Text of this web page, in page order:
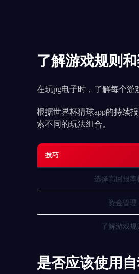
了解游戏规则
在玩pg电子时，了解每个游
根据世界杯猜球app的持续
索不同的玩法组合。
技巧
选择高回报率
资金管理
了解游戏规
是否应该使用